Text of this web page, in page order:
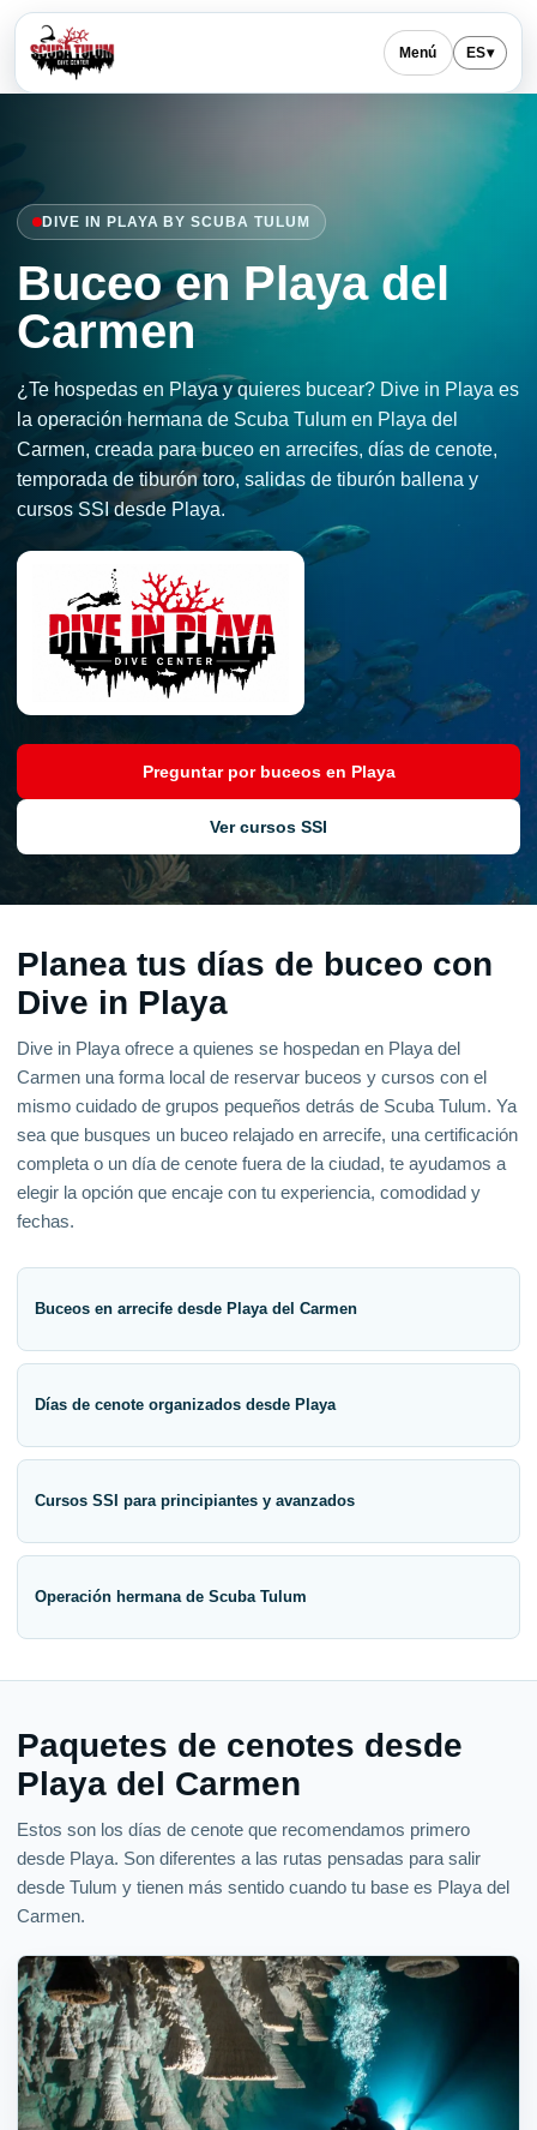
Menú ES▾
DIVE IN PLAYA BY SCUBA TULUM
Buceo en Playa del
Carmen
¿Te hospedas en Playa y quieres bucear? Dive in Playa es
la operación hermana de Scuba Tulum en Playa del
Carmen, creada para buceo en arrecifes, días de cenote,
temporada de tiburón toro, salidas de tiburón ballena y
cursos SSI desde Playa.
Preguntar por buceos en Playa
Ver cursos SSI
Planea tus días de buceo con
Dive in Playa
Dive in Playa ofrece a quienes se hospedan en Playa del
Carmen una forma local de reservar buceos y cursos con el
mismo cuidado de grupos pequeños detrás de Scuba Tulum. Ya
sea que busques un buceo relajado en arrecife, una certificación
completa o un día de cenote fuera de la ciudad, te ayudamos a
elegir la opción que encaje con tu experiencia, comodidad y
fechas.
Buceos en arrecife desde Playa del Carmen
Días de cenote organizados desde Playa
Cursos SSI para principiantes y avanzados
Operación hermana de Scuba Tulum
Paquetes de cenotes desde
Playa del Carmen
Estos son los días de cenote que recomendamos primero
desde Playa. Son diferentes a las rutas pensadas para salir
desde Tulum y tienen más sentido cuando tu base es Playa del
Carmen.